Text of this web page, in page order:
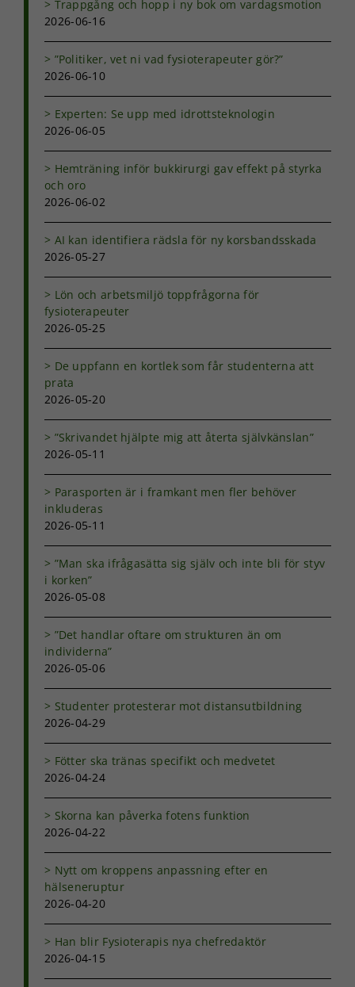
Trappgång och hopp i ny bok om vardagsmotion
2026-06-16
”Politiker, vet ni vad fysioterapeuter gör?”
2026-06-10
Experten: Se upp med idrottsteknologin
2026-06-05
Hemträning inför bukkirurgi gav effekt på styrka
och oro
2026-06-02
AI kan identifiera rädsla för ny korsbandsskada
2026-05-27
Lön och arbetsmiljö toppfrågorna för
fysioterapeuter
2026-05-25
De uppfann en kortlek som får studenterna att
prata
2026-05-20
”Skrivandet hjälpte mig att återta självkänslan”
2026-05-11
Parasporten är i framkant men fler behöver
inkluderas
2026-05-11
”Man ska ifrågasätta sig själv och inte bli för styv
i korken”
2026-05-08
”Det handlar oftare om strukturen än om
individerna”
2026-05-06
Studenter protesterar mot distansutbildning
2026-04-29
Fötter ska tränas specifikt och medvetet
2026-04-24
Skorna kan påverka fotens funktion
2026-04-22
Nytt om kroppens anpassning efter en
hälseneruptur
2026-04-20
Han blir Fysioterapis nya chefredaktör
2026-04-15
Nödvändiga
att hemsidan
taget ska
fungera.
Statistik
förbättra
hemsidans
hur
används.